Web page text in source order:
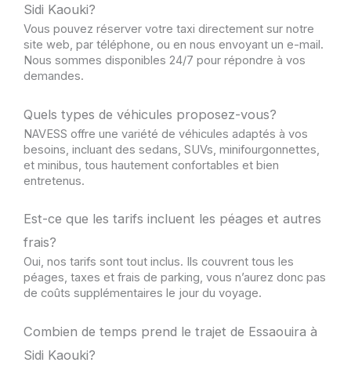
Sidi Kaouki?
Vous pouvez réserver votre taxi directement sur notre
site web, par téléphone, ou en nous envoyant un e-mail.
Nous sommes disponibles 24/7 pour répondre à vos
demandes.
Quels types de véhicules proposez-vous?
NAVESS offre une variété de véhicules adaptés à vos
besoins, incluant des sedans, SUVs, minifourgonnettes,
et minibus, tous hautement confortables et bien
entretenus.
Est-ce que les tarifs incluent les péages et autres
frais?
Oui, nos tarifs sont tout inclus. Ils couvrent tous les
péages, taxes et frais de parking, vous n’aurez donc pas
de coûts supplémentaires le jour du voyage.
Combien de temps prend le trajet de Essaouira à
Sidi Kaouki?